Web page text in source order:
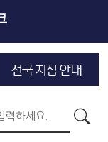
전국 지점 안내